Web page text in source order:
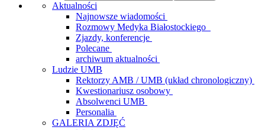
Aktualności
Najnowsze wiadomości
Rozmowy Medyka Białostockiego
Zjazdy, konferencje
Polecane
archiwum aktualności
Ludzie UMB
Rektorzy AMB / UMB (układ chronologiczny)
Kwestionariusz osobowy
Absolwenci UMB
Personalia
GALERIA ZDJĘĆ